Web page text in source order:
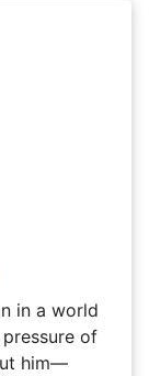
in a world
of
him—